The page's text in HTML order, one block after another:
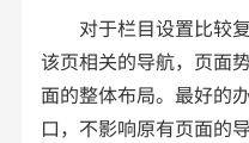
对于栏目设置比较复
该页相关的导航，页面
面的整体布局。最好的
口，不影响原有页面的